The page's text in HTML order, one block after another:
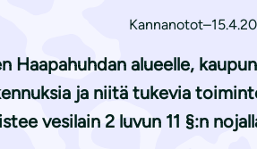
Kannanotot–
Haapahuhdan alueelle,
ja niitä tukevia
vesilain 2 luvun 11 §:n